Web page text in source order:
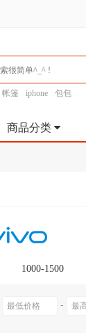
帐篷 iphone 包包
商品分类
1000-1500
-